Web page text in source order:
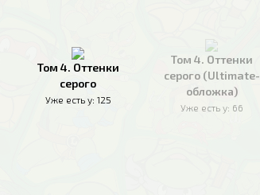
Том 4. Оттенки
серого
Уже есть у: 125
Том 4. Оттенки
серого (Ultimate-
обложка)
Уже есть у: 66